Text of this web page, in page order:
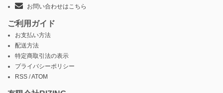
お問い合わせはこちら
ご利用ガイド
お支払い方法
配送方法
特定商取引法の表示
プライバシーポリシー
RSS /ATOM